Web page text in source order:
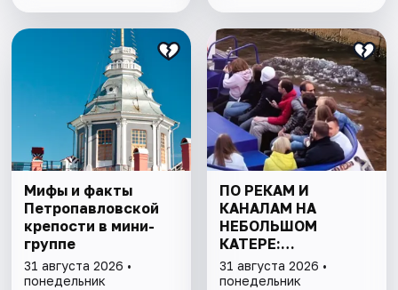
Мифы и факты
Петропавловской
крепости в мини-
группе
31 августа 2026 •
понедельник
ПО РЕКАМ И
КАНАЛАМ НА
НЕБОЛЬШОМ
КАТЕРЕ:
ПЕТРОГРАДКА И
ПАРАДНАЯ НЕВА
31 августа 2026 •
понедельник